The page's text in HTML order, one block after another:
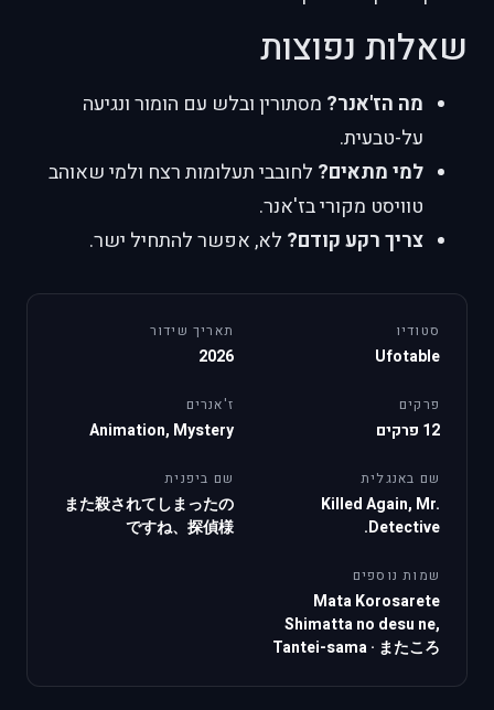
שאלות נפוצות
מה הז'אנר? מסתורין ובלש עם הומור ונגיעה
על-טבעית.
למי מתאים? לחובבי תעלומות רצח ולמי שאוהב
טוויסט מקורי בז'אנר.
צריך רקע קודם? לא, אפשר להתחיל ישר.
סטודיו
Ufotable
תאריך שידור
2026
פרקים
12 פרקים
ז'אנרים
Animation, Mystery
שם באנגלית
Killed Again, Mr.
Detective.
שם ביפנית
また殺されてしまったの
ですね、探偵様
שמות נוספים
Mata Korosarete
Shimatta no desu ne,
Tantei-sama· またころ